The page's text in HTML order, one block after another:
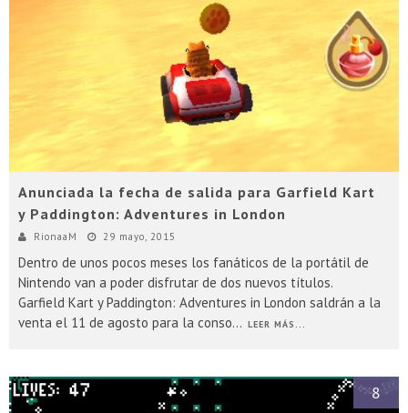
Anunciada la fecha de salida para Garfield Kart
y Paddington: Adventures in London
RionaaM 29 mayo, 2015
Dentro de unos pocos meses los fanáticos de la portátil de
Nintendo van a poder disfrutar de dos nuevos títulos.
Garfield Kart y Paddington: Adventures in London saldrán a la
venta el 11 de agosto para la conso... LEER MÁS...
8